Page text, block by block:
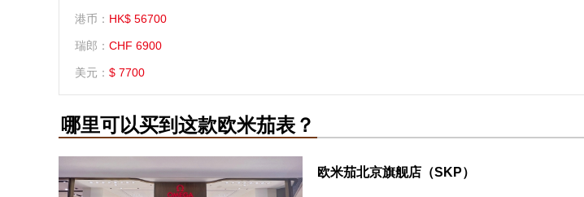
港币： HK$ 56700
瑞郎： CHF 6900
美元： $ 7700
哪里可以买到这款欧米茄表？
欧米茄北京旗舰店（SKP）